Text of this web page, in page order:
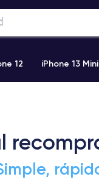
12 iPhone 13 Mini